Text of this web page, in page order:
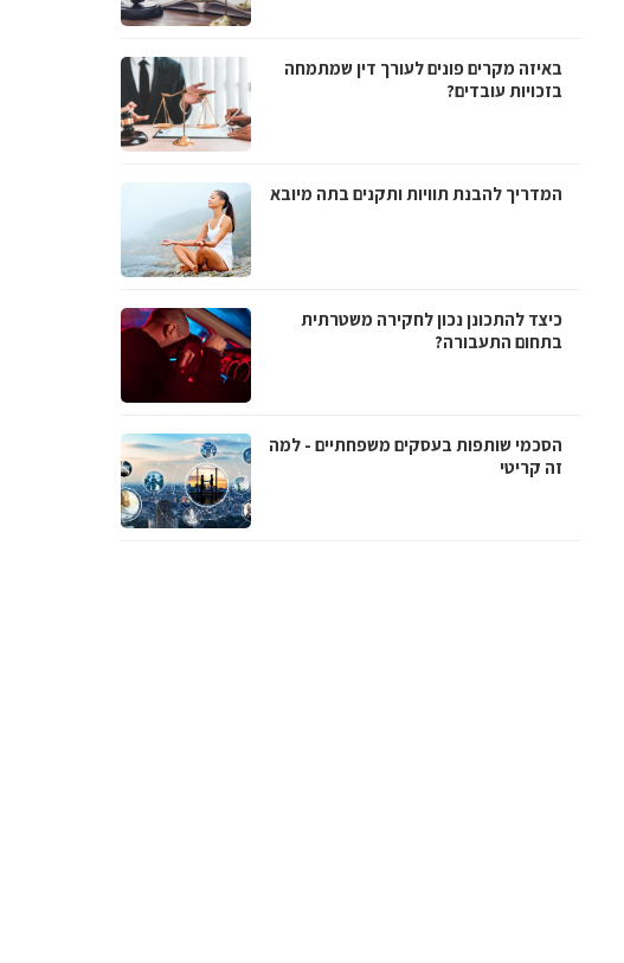
באיזה מקרים פונים לעורך דין שמתמחה
בזכויות עובדים?
המדריך להבנת תוויות ותקנים בתה מיובא
כיצד להתכונן נכון לחקירה משטרתית
בתחום התעבורה?
הסכמי שותפות בעסקים משפחתיים - למה
זה קריטי